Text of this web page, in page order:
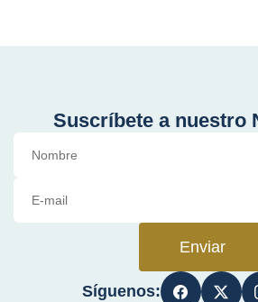
Suscríbete a nuestro
Enviar
Síguenos: